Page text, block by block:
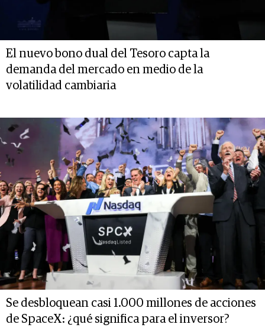
El nuevo bono dual del Tesoro capta la
demanda del mercado en medio de la
volatilidad cambiaria
Se desbloquean casi 1.000 millones de acciones
de SpaceX: ¿qué significa para el inversor?